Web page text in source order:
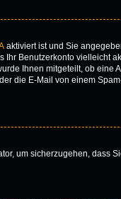
aktiviert ist und Sie
Ihr Benutzerkonto vielleicht
Ihnen mitgeteilt, ob eine
die E-Mail von einem
um sicherzugehen, dass